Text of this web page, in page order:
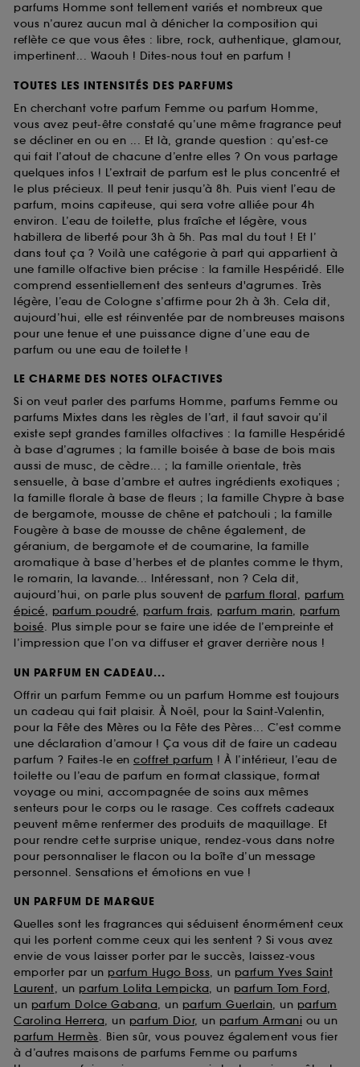
parfums Homme sont tellement variés et nombreux que
vous n’aurez aucun mal à dénicher la composition qui
reflète ce que vous êtes : libre, rock, authentique, glamour,
impertinent... Waouh ! Dites-nous tout en parfum !
TOUTES LES INTENSITÉS DES PARFUMS
En cherchant votre parfum Femme ou parfum Homme,
vous avez peut-être constaté qu’une même fragrance peut
se décliner en ou en ... Et là, grande question : qu’est-ce
qui fait l’atout de chacune d’entre elles ? On vous partage
quelques infos ! L’extrait de parfum est le plus concentré et
le plus précieux. Il peut tenir jusqu’à 8h. Puis vient l’eau de
parfum, moins capiteuse, qui sera votre alliée pour 4h
environ. L’eau de toilette, plus fraîche et légère, vous
habillera de liberté pour 3h à 5h. Pas mal du tout ! Et l’
dans tout ça ? Voilà une catégorie à part qui appartient à
une famille olfactive bien précise : la famille Hespéridé. Elle
comprend essentiellement des senteurs d'agrumes. Très
légère, l’eau de Cologne s’affirme pour 2h à 3h. Cela dit,
aujourd’hui, elle est réinventée par de nombreuses maisons
pour une tenue et une puissance digne d’une eau de
parfum ou une eau de toilette !
LE CHARME DES NOTES OLFACTIVES
Si on veut parler des parfums Homme, parfums Femme ou
parfums Mixtes dans les règles de l’art, il faut savoir qu’il
existe sept grandes familles olfactives : la famille Hespéridé
à base d’agrumes ; la famille boisée à base de bois mais
aussi de musc, de cèdre... ; la famille orientale, très
sensuelle, à base d’ambre et autres ingrédients exotiques ;
la famille florale à base de fleurs ; la famille Chypre à base
de bergamote, mousse de chêne et patchouli ; la famille
Fougère à base de mousse de chêne également, de
géranium, de bergamote et de coumarine, la famille
aromatique à base d’herbes et de plantes comme le thym,
le romarin, la lavande... Intéressant, non ? Cela dit,
aujourd’hui, on parle plus souvent de parfum floral, parfum
épicé, parfum poudré, parfum frais, parfum marin, parfum
boisé. Plus simple pour se faire une idée de l’empreinte et
l’impression que l’on va diffuser et graver derrière nous !
UN PARFUM EN CADEAU...
Offrir un parfum Femme ou un parfum Homme est toujours
un cadeau qui fait plaisir. À Noël, pour la Saint-Valentin,
pour la Fête des Mères ou la Fête des Pères... C’est comme
une déclaration d’amour ! Ça vous dit de faire un cadeau
parfum ? Faites-le en coffret parfum ! À l’intérieur, l’eau de
toilette ou l’eau de parfum en format classique, format
voyage ou mini, accompagnée de soins aux mêmes
senteurs pour le corps ou le rasage. Ces coffrets cadeaux
peuvent même renfermer des produits de maquillage. Et
pour rendre cette surprise unique, rendez-vous dans notre
pour personnaliser le flacon ou la boîte d’un message
personnel. Sensations et émotions en vue !
UN PARFUM DE MARQUE
Quelles sont les fragrances qui séduisent énormément ceux
qui les portent comme ceux qui les sentent ? Si vous avez
envie de vous laisser porter par le succès, laissez-vous
emporter par un parfum Hugo Boss, un parfum Yves Saint
Laurent, un parfum Lolita Lempicka, un parfum Tom Ford,
un parfum Dolce Gabana, un parfum Guerlain, un parfum
Carolina Herrera, un parfum Dior, un parfum Armani ou un
parfum Hermès. Bien sûr, vous pouvez également vous fier
à d’autres maisons de parfums Femme ou parfums